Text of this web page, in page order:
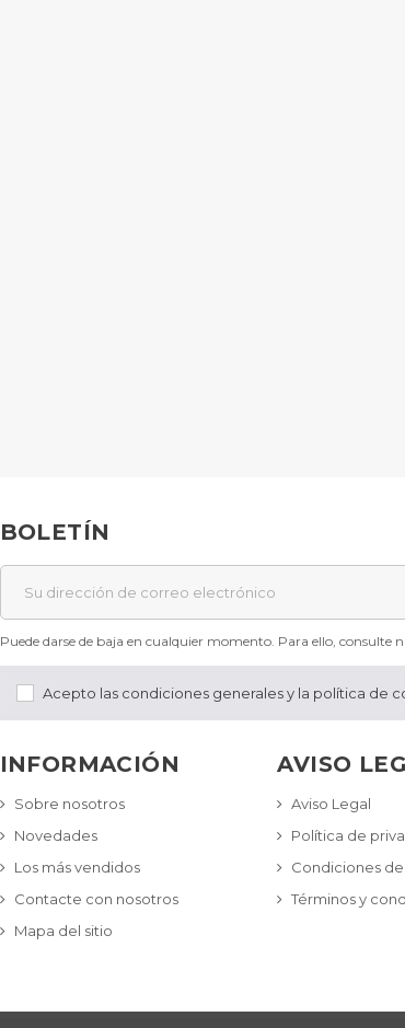
BOLETÍN
Puede darse de baja en cualquier momento. Para ello, consulte
Acepto las condiciones generales y la política de
INFORMACIÓN
Sobre nosotros
Novedades
Los más vendidos
Contacte con nosotros
Mapa del sitio
AVISO
Aviso Legal
Política de
Condiciones
Términos y